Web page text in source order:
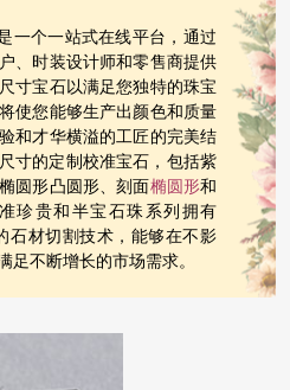
个一站式在线平台，通过
、时装设计师和零售商提供
寸宝石以满足您独特的珠宝
将使您能够生产出颜色和质量
和才华横溢的工匠的完美结
的定制校准宝石，包括紫
圆形凸圆形、刻面椭圆形和
珍贵和半宝石珠系列拥有
石材切割技术，能够在不影
不断增长的市场需求。